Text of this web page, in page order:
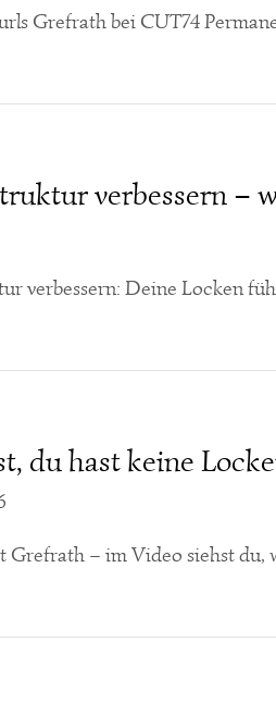
Grefrath bei CUT74
verbessern –
verbessern: Deine Locken
du hast keine
Grefrath – im Video siehst